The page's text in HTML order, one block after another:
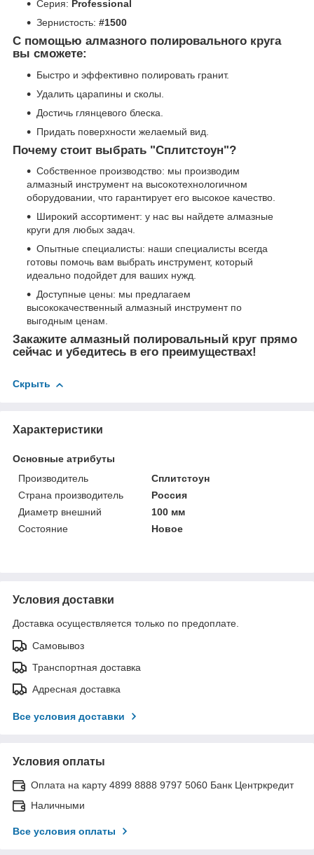
Серия: Professional
Зернистость: #1500
С помощью алмазного полировального круга
вы сможете:
Быстро и эффективно полировать гранит.
Удалить царапины и сколы.
Достичь глянцевого блеска.
Придать поверхности желаемый вид.
Почему стоит выбрать "Сплитстоун"?
Собственное производство: мы производим
алмазный инструмент на высокотехнологичном
оборудовании, что гарантирует его высокое качество.
Широкий ассортимент: у нас вы найдете алмазные
круги для любых задач.
Опытные специалисты: наши специалисты всегда
готовы помочь вам выбрать инструмент, который
идеально подойдет для ваших нужд.
Доступные цены: мы предлагаем
высококачественный алмазный инструмент по
выгодным ценам.
Закажите алмазный полировальный круг прямо
сейчас и убедитесь в его преимуществах!
Скрыть
Характеристики
Основные атрибуты
Производитель
Сплитстоун
Страна производитель
Россия
Диаметр внешний
100 мм
Состояние
Новое
Условия доставки
Доставка осуществляется только по предоплате.
Самовывоз
Транспортная доставка
Адресная доставка
Все условия доставки
Условия оплаты
Оплата на карту 4899 8888 9797 5060 Банк Центркредит
Наличными
Все условия оплаты